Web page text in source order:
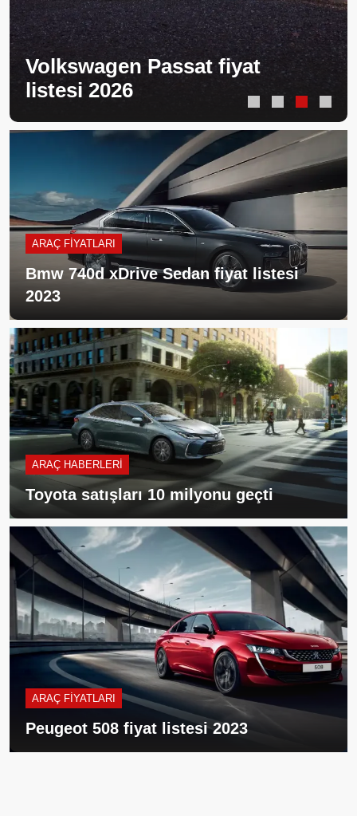
Volkswagen Passat fiyat
listesi 2026
ARAÇ FIYATLARI
Bmw 740d xDrive Sedan fiyat listesi
2023
ARAÇ HABERLERI
Toyota satışları 10 milyonu geçti
ARAÇ FIYATLARI
Peugeot 508 fiyat listesi 2023